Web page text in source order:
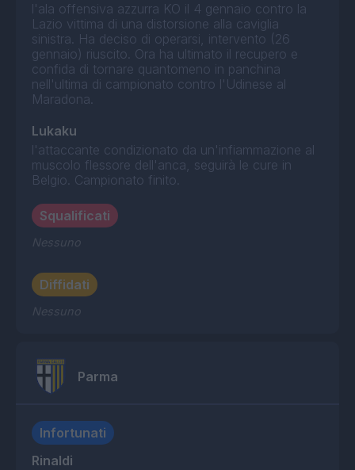
l'ala offensiva azzurra KO il 4 gennaio contro la
Lazio vittima di una distorsione alla caviglia
sinistra. Ha deciso di operarsi, intervento (26
gennaio) riuscito. Ora ha ultimato il recupero e
confida di tornare quantomeno in panchina
nell'ultima di campionato contro l'Udinese al
Maradona.
Lukaku
l'attaccante condizionato da un'infiammazione al
muscolo flessore dell'anca, seguirà le cure in
Belgio. Campionato finito.
Squalificati
Nessuno
Diffidati
Nessuno
Parma
Infortunati
Rinaldi